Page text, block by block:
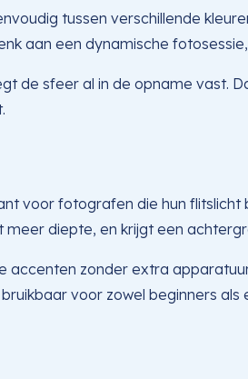
tussen verschillende
aan een dynamische
de sfeer al in de opname vast.
voor fotografen die hun flitslicht
diepte, en krijgt een
zonder extra
voor zowel beginners als